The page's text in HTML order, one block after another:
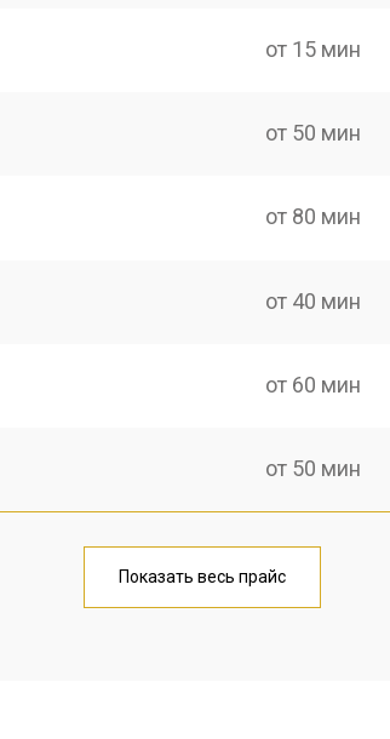
от 15 мин
от 50 мин
от 80 мин
от 40 мин
от 60 мин
от 50 мин
от 60 мин
Показать весь прайс